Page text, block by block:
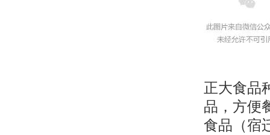
正大食品
品，方便
食品（宿